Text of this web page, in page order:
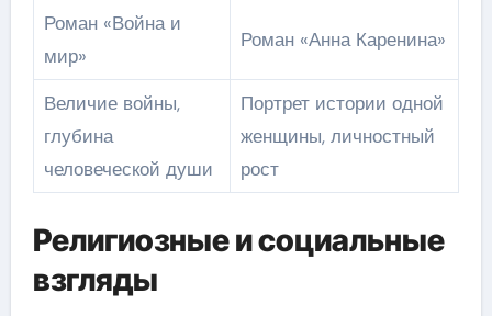
Роман «Война и
мир»
Роман «Анна Каренина»
Величие войны,
глубина
человеческой души
Портрет истории одной
женщины, личностный
рост
Религиозные и социальные
взгляды